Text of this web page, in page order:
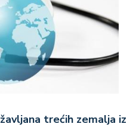
trećih zemalja iz